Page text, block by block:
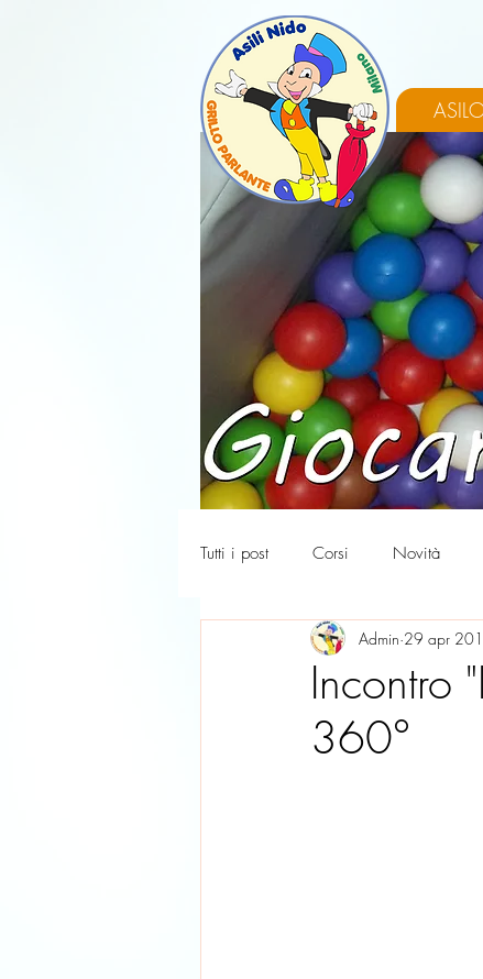
Tutti i post Corsi Novità
La tua community Genitori
Incontro
360°
Admin 29 apr